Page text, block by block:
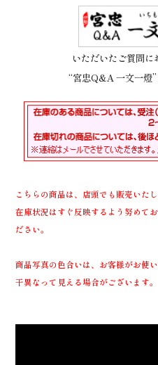
いただいたご質問に
“宮忠Q&A 一文一燈”
こちらの商品は、店頭でも販売いたし
在庫状況はすぐ反映するよう努めて
ださい。
商品写真の色合いは、お客様がお使
干異なって見える場合がございます。